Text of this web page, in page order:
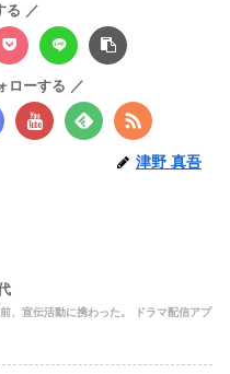
る
ローする
津野 真吾
携わった。 ドラマ配信アプ